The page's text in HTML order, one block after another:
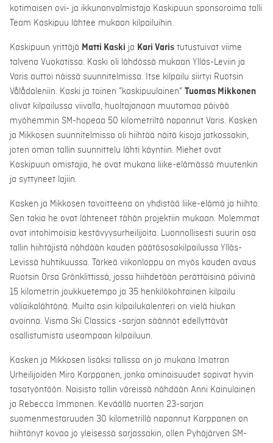
kotimaisen ovi- ja ikkunanvalmistaja Kaskipuun sponsoroima talli
Team Kaskipuu lähtee mukaan kilpailuihin.
Kaskipuun yrittäjä Matti Kaski ja Kari Varis tutustuivat viime
talvena Vuokatissa. Kaski oli lähdössä mukaan Ylläs-Leviin ja
Varis auttoi näissä suunnitelmissa. Itse kilpailu siirtyi Ruotsin
Vålådaleniin. Kaski ja toinen ”kaskipuulainen” Tuomas Mikkonen
olivat kilpailussa viivalla, huoltajanaan muutamaa päivää
myöhemmin SM-hopeaa 50 kilometriltä napannut Varis. Kasken
ja Mikkosen suunnitelmissa oli hiihtää näitä kisoja jatkossakin,
joten oman tallin suunnittelu lähti käyntiin. Miehet ovat
Kaskipuun omistajia, he ovat mukana liike-elämässä muutenkin
ja syttyneet lajiin.
Kasken ja Mikkosen tavoitteena on yhdistää liike-elämä ja hiihto.
Sen takia he ovat lähteneet tähän projektiin mukaan. Molemmat
ovat intohimoisia kestävyysurheilijoita. Luonnollisesti suurin osa
tallin hiihtäjistä nähdään kauden päätösosakilpailussa Ylläs-
Levissä huhtikuussa. Tärkeä viikonloppu on myös kauden avaus
Ruotsin Orsa Grönklittissä, jossa hiihdetään perättäisinä päivinä
15 kilometrin joukkuetempo ja 35 henkilökohtainen kilpailu
väliaikalähtönä. Muilta osin kilpailukalenteri on vielä hiukan
avoinna. Visma Ski Classics -sarjan säännöt edellyttävät
osallistumista useampaan kilpailuun.
Kasken ja Mikkosen lisäksi tallissa on jo mukana Imatran
Urheilijoiden Miro Karppanen, jonka ominaisuudet sopivat hyvin
tasatyöntöön. Naisista tallin väreissä nähdään Anni Kainulainen
ja Rebecca Immonen. Keväällä nuorten 23-sarjan
suomenmestaruuden 30 kilometrillä napannut Karppanen on
hiihtänyt kovaa jo yleisessä sarjassakin, ollen Pyhäjärven SM-